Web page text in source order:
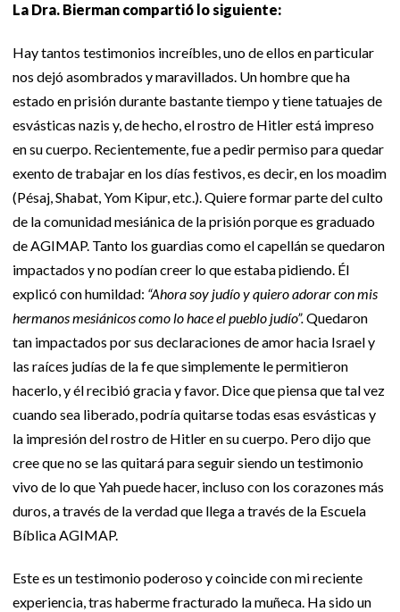
La Dra. Bierman compartió lo siguiente:
Hay tantos testimonios increíbles, uno de ellos en particular
nos dejó asombrados y maravillados. Un hombre que ha
estado en prisión durante bastante tiempo y tiene tatuajes de
esvásticas nazis y, de hecho, el rostro de Hitler está impreso
en su cuerpo. Recientemente, fue a pedir permiso para quedar
exento de trabajar en los días festivos, es decir, en los moadim
(Pésaj, Shabat, Yom Kipur, etc.). Quiere formar parte del culto
de la comunidad mesiánica de la prisión porque es graduado
de AGIMAP. Tanto los guardias como el capellán se quedaron
impactados y no podían creer lo que estaba pidiendo. Él
explicó con humildad: “Ahora soy judío y quiero adorar con mis
hermanos mesiánicos como lo hace el pueblo judío”.Quedaron
tan impactados por sus declaraciones de amor hacia Israel y
las raíces judías de la fe que simplemente le permitieron
hacerlo, y él recibió gracia y favor. Dice que piensa que tal vez
cuando sea liberado, podría quitarse todas esas esvásticas y
la impresión del rostro de Hitler en su cuerpo. Pero dijo que
cree que no se las quitará para seguir siendo un testimonio
vivo de lo que Yah puede hacer, incluso con los corazones más
duros, a través de la verdad que llega a través de la Escuela
Bíblica AGIMAP.
Este es un testimonio poderoso y coincide con mi reciente
experiencia, tras haberme fracturado la muñeca. Ha sido un